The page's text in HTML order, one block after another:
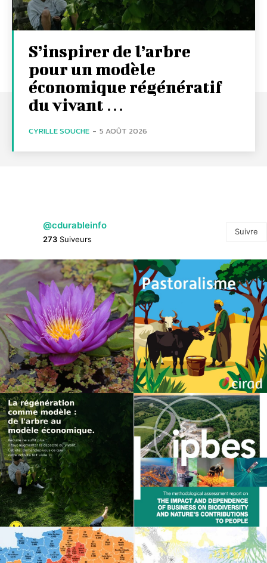
S’inspirer de l’arbre
pour un modèle
économique régénératif
du vivant …
CYRILLE SOUCHE - 5 AOÛT 2026
@cdurableinfo
273 Suiveurs
Suivre